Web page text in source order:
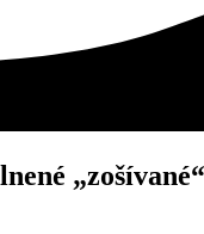
„zošívané“